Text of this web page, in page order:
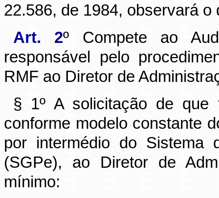
22.586, de 1984, observará o
Art. 2º Compete ao
responsável pelo
RMF ao Diretor de
§ 1º A solicitação de que
conforme modelo constante
por intermédio do Sistema
(SGPe), ao Diretor de
mínimo: